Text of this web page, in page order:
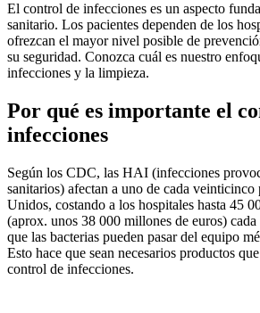
El control de infecciones es un aspecto
sanitario. Los pacientes dependen de los
ofrezcan el mayor nivel posible de
su seguridad. Conozca cuál es nuestro
infecciones y la limpieza.
Por qué es importante el
infecciones
Según los CDC, las HAI (infecciones
sanitarios) afectan a uno de cada veinticinco
Unidos, costando a los hospitales hasta 45
(aprox. unos 38 000 millones de euros)
que las bacterias pueden pasar del equipo
Esto hace que sean necesarios productos
control de infecciones.